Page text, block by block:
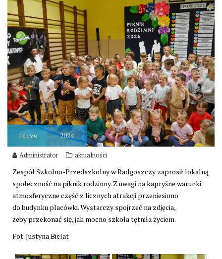
14cze 2024
Administrator aktualności
Zespół Szkolno-Przedszkolny w Radgoszczy zaprosił lokalną
społeczność na piknik rodzinny. Z uwagi na kapryśne warunki
atmosferyczne część z licznych atrakcji przeniesiono
do budynku placówki. Wystarczy spojrzeć na zdjęcia,
żeby przekonać się, jak mocno szkoła tętniła życiem.
Fot. Justyna Bielat